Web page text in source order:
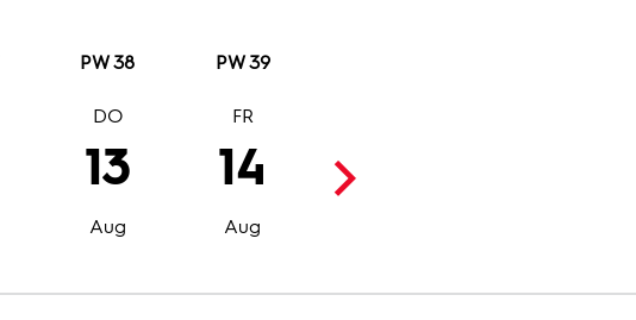
PW 38 PW 39
13
Aug
DO
14
Aug
FR
15